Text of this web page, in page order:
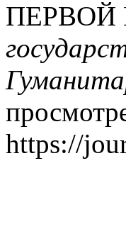
ПЕРВОЙ
https://